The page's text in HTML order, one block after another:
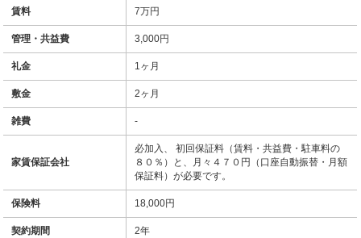
賃料 7万円
管理・共益費 3,000円
礼金 1ヶ月
敷金 2ヶ月
雑費 -
家賃保証会社
必加入、 初回保証料（賃料・共益費・駐車料の
８０％）と、月々４７０円（口座自動振替・月額
保証料）が必要です。
保険料 18,000円
契約期間 2年